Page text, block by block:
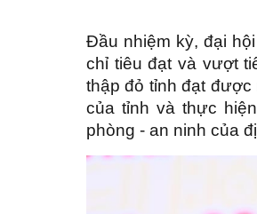
Đầu nhiệm kỳ, đại
chỉ tiêu đạt và vượt
thập đỏ tỉnh đạt
của tỉnh và thực
phòng - an ninh của